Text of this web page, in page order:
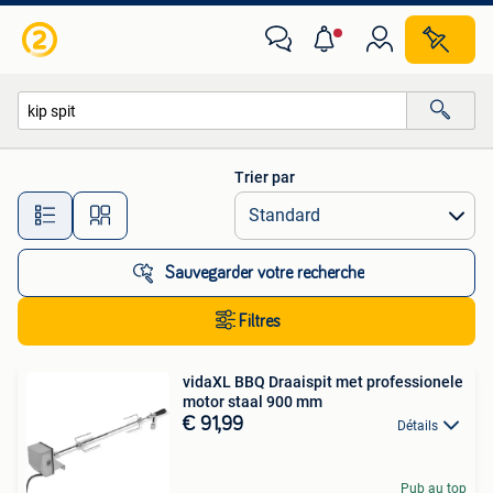
Toutes les distances…
Trier par
Sauvegarder votre recherche
Filtres
vidaXL BBQ Draaispit met professionele
motor staal 900 mm
€ 91,99 Détails
Pub au top